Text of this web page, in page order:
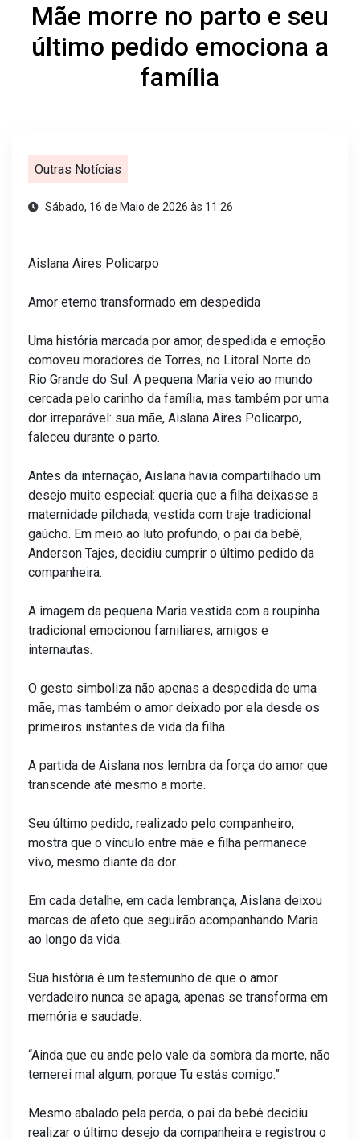
Mãe morre no parto e seu
último pedido emociona a
família
Outras Notícias
Sábado, 16 de Maio de 2026 às 11:26
Aislana Aires Policarpo
Amor eterno transformado em despedida
Uma história marcada por amor, despedida e emoção
comoveu moradores de Torres, no Litoral Norte do
Rio Grande do Sul. A pequena Maria veio ao mundo
cercada pelo carinho da família, mas também por uma
dor irreparável: sua mãe, Aislana Aires Policarpo,
faleceu durante o parto.
Antes da internação, Aislana havia compartilhado um
desejo muito especial: queria que a filha deixasse a
maternidade pilchada, vestida com traje tradicional
gaúcho. Em meio ao luto profundo, o pai da bebê,
Anderson Tajes, decidiu cumprir o último pedido da
companheira.
A imagem da pequena Maria vestida com a roupinha
tradicional emocionou familiares, amigos e
internautas.
O gesto simboliza não apenas a despedida de uma
mãe, mas também o amor deixado por ela desde os
primeiros instantes de vida da filha.
A partida de Aislana nos lembra da força do amor que
transcende até mesmo a morte.
Seu último pedido, realizado pelo companheiro,
mostra que o vínculo entre mãe e filha permanece
vivo, mesmo diante da dor.
Em cada detalhe, em cada lembrança, Aislana deixou
marcas de afeto que seguirão acompanhando Maria
ao longo da vida.
Sua história é um testemunho de que o amor
verdadeiro nunca se apaga, apenas se transforma em
memória e saudade.
“Ainda que eu ande pelo vale da sombra da morte, não
temerei mal algum, porque Tu estás comigo.”
Mesmo abalado pela perda, o pai da bebê decidiu
realizar o último desejo da companheira e registrou o